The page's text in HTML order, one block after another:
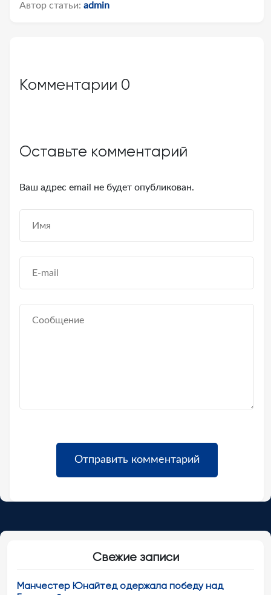
Автор статьи: admin
Комментарии 0
Оставьте комментарий
Ваш адрес email не будет опубликован.
Свежие записи
Манчестер Юнайтед одержала победу над